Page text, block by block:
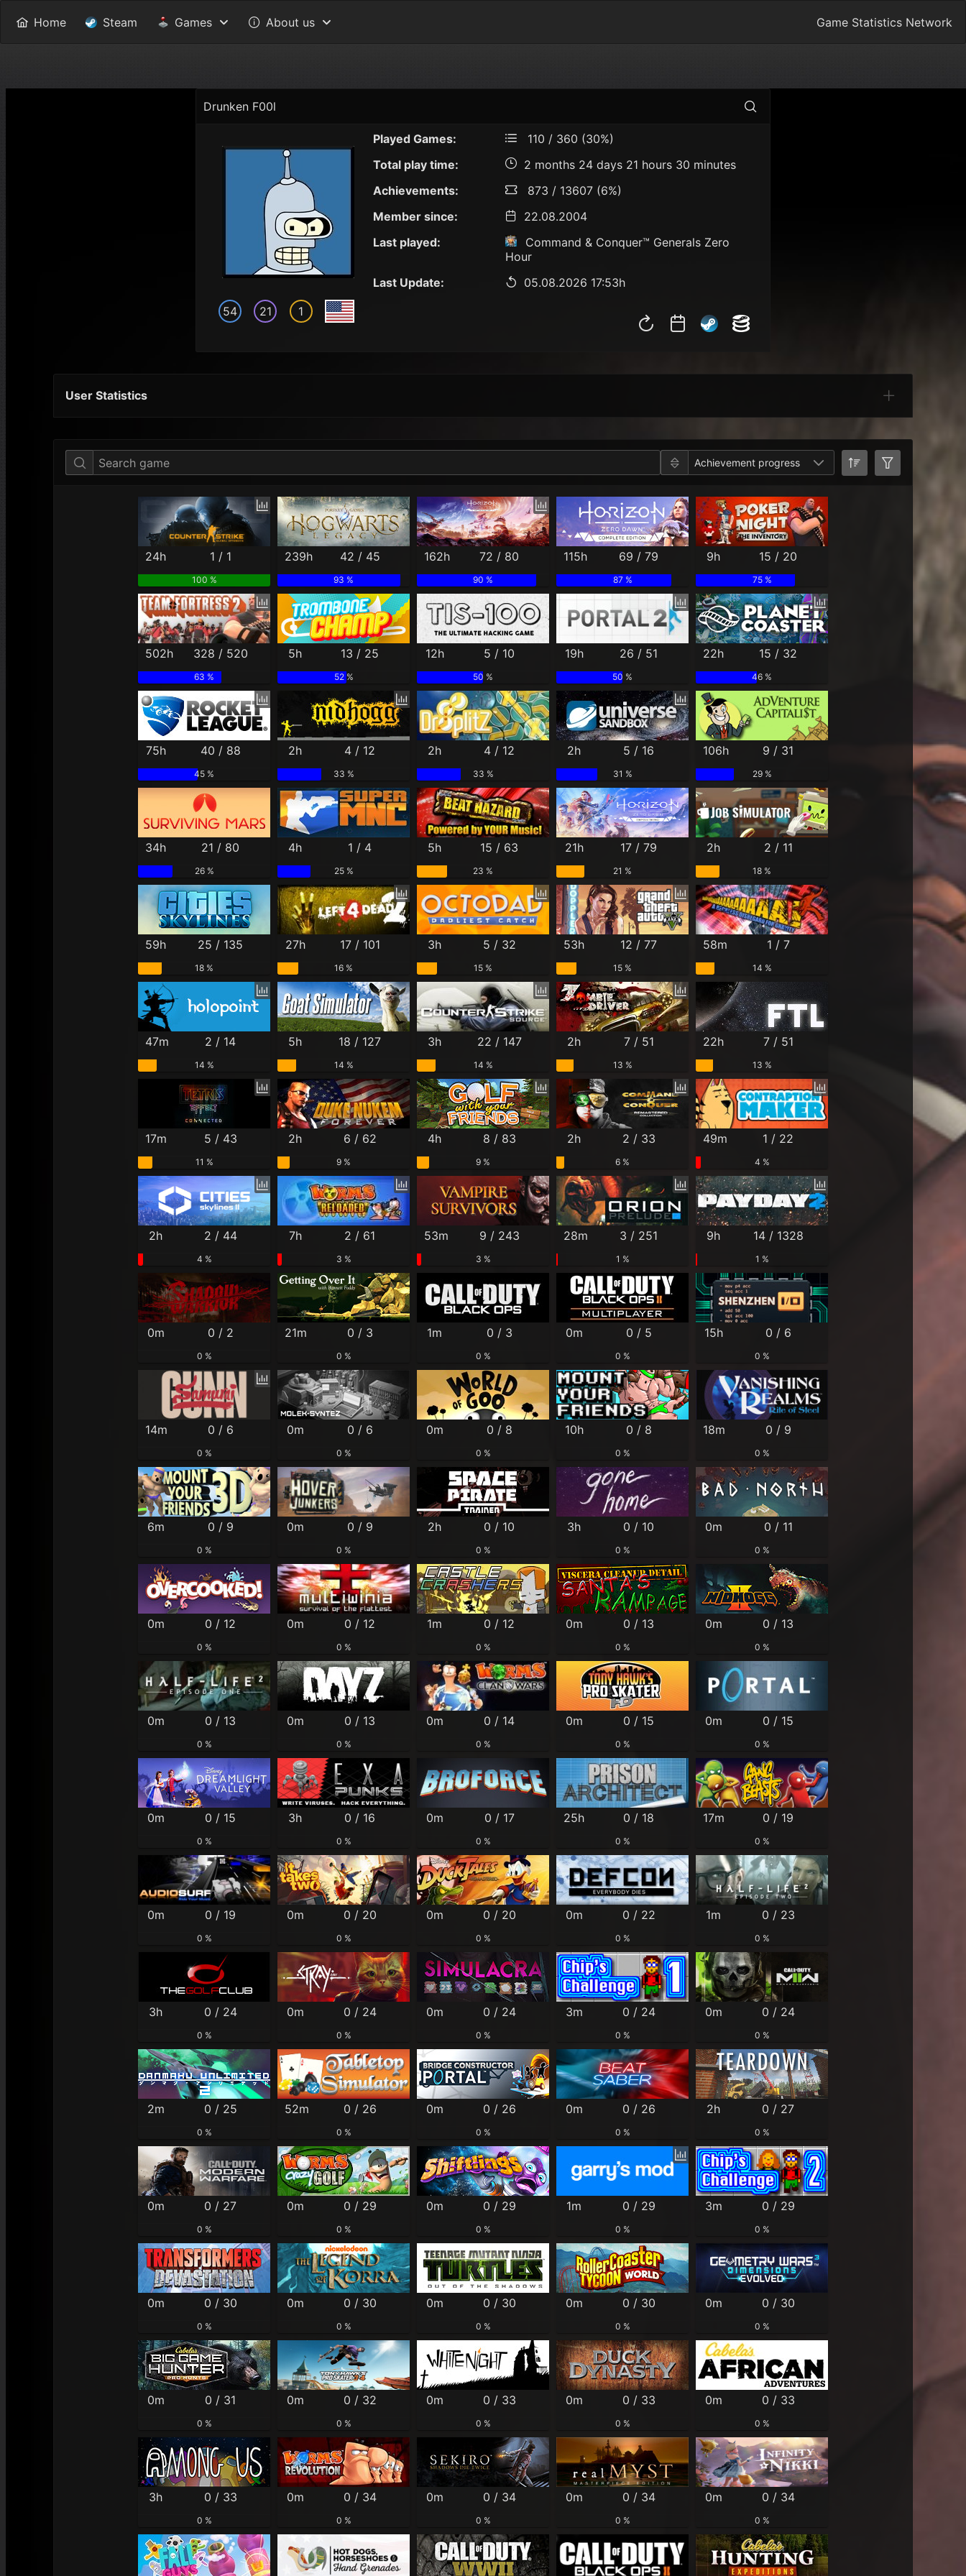
Home Steam Games About us Game Statistics Network
Drunken F00l
54 21 1
Played Games:
110 / 360 (30%)
Total play time:
2 months 24 days 21 hours 30 minutes
Achievements:
873 / 13607 (6%)
Member since:
22.08.2004
Last played:
Command & Conquer™ Generals Zero
Hour
Last Update:
05.08.2026 17:53h
User Statistics
Categories
Achievement progress
24h 1 / 1
100 %
239h 42 / 45
93 %
162h 72 / 80
90 %
115h 69 / 79
87 %
9h 15 / 20
75 %
502h 328 / 520
63 %
5h 13 / 25
52 %
12h 5 / 10
50 %
19h 26 / 51
50 %
22h 15 / 32
46 %
75h 40 / 88
45 %
2h 4 / 12
33 %
2h 4 / 12
33 %
2h 5 / 16
31 %
106h 9 / 31
29 %
34h 21 / 80
26 %
4h 1 / 4
25 %
5h 15 / 63
23 %
21h 17 / 79
21 %
2h 2 / 11
18 %
59h 25 / 135
18 %
27h 17 / 101
16 %
3h 5 / 32
15 %
53h 12 / 77
15 %
58m 1 / 7
14 %
47m 2 / 14
14 %
5h 18 / 127
14 %
3h 22 / 147
14 %
2h 7 / 51
13 %
22h 7 / 51
13 %
17m 5 / 43
11 %
2h 6 / 62
9 %
4h 8 / 83
9 %
2h 2 / 33
6 %
49m 1 / 22
4 %
2h 2 / 44
4 %
7h 2 / 61
3 %
53m 9 / 243
3 %
28m 3 / 251
1 %
9h 14 / 1328
1 %
0m 0 / 2
0 %
21m 0 / 3
0 %
1m 0 / 3
0 %
0m 0 / 5
0 %
15h 0 / 6
0 %
14m 0 / 6
0 %
0m 0 / 6
0 %
0m 0 / 8
0 %
10h 0 / 8
0 %
18m 0 / 9
0 %
6m 0 / 9
0 %
0m 0 / 9
0 %
2h 0 / 10
0 %
3h 0 / 10
0 %
0m 0 / 11
0 %
0m 0 / 12
0 %
0m 0 / 12
0 %
1m 0 / 12
0 %
0m 0 / 13
0 %
0m 0 / 13
0 %
0m 0 / 13
0 %
0m 0 / 13
0 %
0m 0 / 14
0 %
0m 0 / 15
0 %
0m 0 / 15
0 %
0m 0 / 15
0 %
3h 0 / 16
0 %
0m 0 / 17
0 %
25h 0 / 18
0 %
17m 0 / 19
0 %
0m 0 / 19
0 %
0m 0 / 20
0 %
0m 0 / 20
0 %
0m 0 / 22
0 %
1m 0 / 23
0 %
3h 0 / 24
0 %
0m 0 / 24
0 %
0m 0 / 24
0 %
3m 0 / 24
0 %
0m 0 / 24
0 %
2m 0 / 25
0 %
52m 0 / 26
0 %
0m 0 / 26
0 %
0m 0 / 26
0 %
2h 0 / 27
0 %
0m 0 / 27
0 %
0m 0 / 29
0 %
0m 0 / 29
0 %
1m 0 / 29
0 %
3m 0 / 29
0 %
0m 0 / 30
0 %
0m 0 / 30
0 %
0m 0 / 30
0 %
0m 0 / 30
0 %
0m 0 / 30
0 %
0m 0 / 31
0 %
0m 0 / 32
0 %
0m 0 / 33
0 %
0m 0 / 33
0 %
0m 0 / 33
0 %
3h 0 / 33
0 %
0m 0 / 34
0 %
0m 0 / 34
0 %
0m 0 / 34
0 %
0m 0 / 34
0 %